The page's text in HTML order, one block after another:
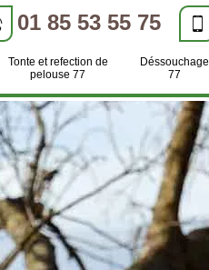
01 85 53 55 75
Tonte et refection de
pelouse 77
Déssouchage
77